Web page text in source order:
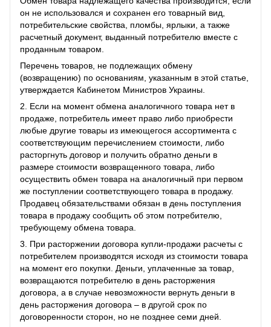
он не использовался и сохранен его товарный вид,
потребительские свойства, пломбы, ярлыки, а также
расчетный документ, выданный потребителю вместе с
проданным товаром.
Перечень товаров, не подлежащих обмену
(возвращению) по основаниям, указанным в этой статье,
утверждается Кабинетом Министров Украины.
2. Если на момент обмена аналогичного товара нет в
продаже, потребитель имеет право либо приобрести
любые другие товары из имеющегося ассортимента с
соответствующим перечислением стоимости, либо
расторгнуть договор и получить обратно деньги в
размере стоимости возвращенного товара, либо
осуществить обмен товара на аналогичный при первом
же поступлении соответствующего товара в продажу.
Продавец обязательствами обязан в день поступления
товара в продажу сообщить об этом потребителю,
требующему обмена товара.
3. При расторжении договора купли-продажи расчеты с
потребителем производятся исходя из стоимости товара
на момент его покупки. Деньги, уплаченные за товар,
возвращаются потребителю в день расторжения
договора, а в случае невозможности вернуть деньги в
день расторжения договора – в другой срок по
договоренности сторон, но не позднее семи дней.